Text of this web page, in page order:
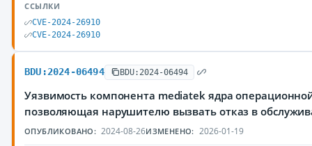
ССЫЛКИ
CVE-2024-26910
CVE-2024-26910
BDU:2024-06494 BDU:2024-06494
Уязвимость компонента mediatek ядра
позволяющая нарушителю вызвать отказ в
ОПУБЛИКОВАНО: 2024-08-26ИЗМЕНЕНО: 2026-01-19